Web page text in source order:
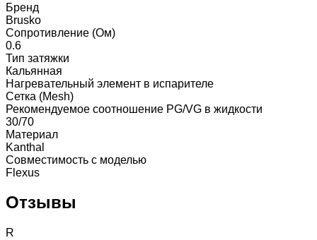
Бренд
Brusko
Сопротивление (Ом)
0.6
Тип затяжки
Кальянная
Нагревательный элемент в испарителе
Сетка (Mesh)
Рекомендуемое соотношение PG/VG в жидкости
30/70
Материал
Kanthal
Совместимость с моделью
Flexus
Отзывы
R